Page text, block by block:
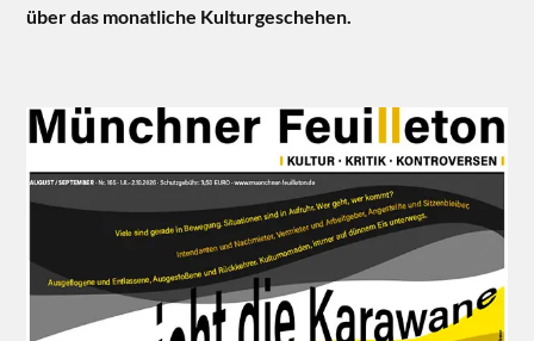
über das monatliche Kulturgeschehen.